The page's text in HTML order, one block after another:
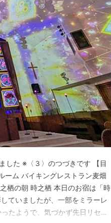
した ※〈３〉のつづきです 【目
ーム バイキングレストラン麦畑
栖の朝 時之栖 本日のお宿は「時
ていましたが、一部をミラーレ
たようで、気づかず先日リセッ